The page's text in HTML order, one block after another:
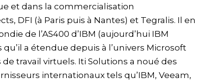
et dans la commercialisation
DFI (à Paris puis à Nantes) et Tegralis. Il en
de l’AS400 d’IBM (aujourd’hui IBM
qu’il a étendue depuis à l’univers Microsoft
travail virtuels. Iti Solutions a noué des
internationaux tels qu’IBM, Veeam,